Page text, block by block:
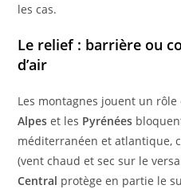
les cas.
Le relief : barrière ou
d’air
Les montagnes jouent un
Alpes et les Pyrénées
méditerranéen et atlantique,
(vent chaud et sec sur le
Central protège en partie le